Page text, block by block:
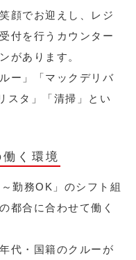
顔でお迎えし、レジ
付を行うカウンター
があります。
ー」「マックデリバ
スタ」「清掃」とい
く環境
勤務OK」のシフト組
都合に合わせて働く
代・国籍のクルーが